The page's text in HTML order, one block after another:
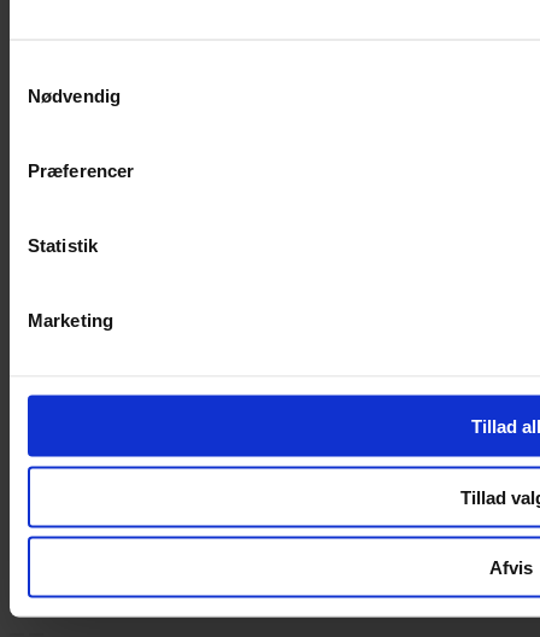
Nødvendig
Præferencer
Statistik
Marketing
Tillad
Tillad
Afvis
Cookiepolitik
Cookiepolitik
Copyright © 2022.Design & hosting by Webhuset Ballum ApS